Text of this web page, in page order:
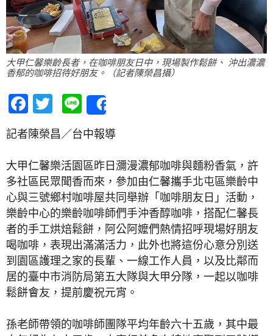
大甲仁馨樂齡長者，在咖啡朋友日中，現場製作鬆餅、 沖出濃濃
香郁的咖啡招待好朋友。（記者陳榮昌攝）
Facebook
Twitter
Line
記者陳榮昌／台中報導
大甲仁馨樂活園區昨日瀰漫濃郁咖啡與麵粉香氣，許
多社區民眾聞香而來，參加由仁馨攜手北屯區樂齡中
心與三號鄉村咖啡屋共同舉辦「咖啡朋友日」活動，
樂齡中心的樂齡咖啡師們手沖香醇咖啡，搭配仁馨長
者的手工烘焙鬆餅，阿公阿嬤們熱情招呼現場好朋友
喝咖啡，表現出滿滿活力，此外也將這份心意分別送
到園區護理之家的長輩、一線工作人員，以及比鄰而
居的臺中市消防局第五大隊與大甲分隊，一起以咖啡
鬆餅會友，提前慶祝元宵。
孫老師帶領的咖啡師團隊平均年齡六十五歲，其中最